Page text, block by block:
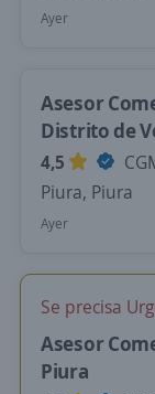
Ayer
Asesor
Distrito de
4,5
Piura, Piura
Ayer
Se precisa
Asesor
Piura